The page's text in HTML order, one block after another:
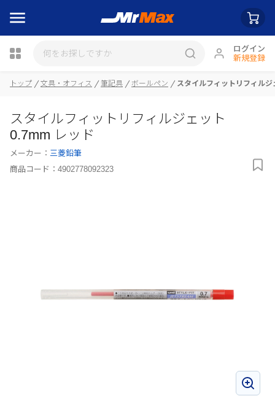
ログイン
新規登録
瓶詰
トップ 文具・オフィス 筆記具 ボールペン スタイルフィットリフィル
スタイルフィットリフィルジェット
0.7mm レッド
メーカー： 三菱鉛筆
商品コード： 4902778092323